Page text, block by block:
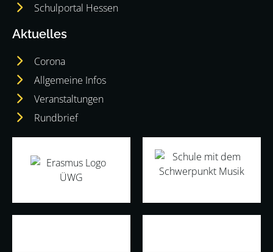
Schulportal Hessen
Aktuelles
Corona
Allgemeine Infos
Veranstaltungen
Rundbrief